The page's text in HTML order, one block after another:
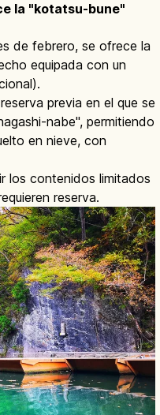
la "kotatsu-bune"
de febrero, se ofrece la
equipada con un
previa en el que se
nabe", permitiendo
en nieve, con
los contenidos limitados
reserva.